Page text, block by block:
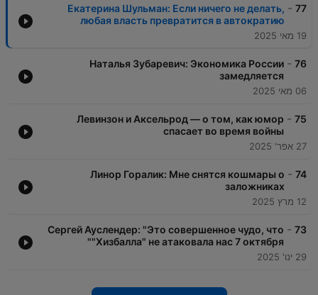
77
-
Екатерина Шульман: Если ничего не делать,
любая власть превратится в автократию
19 מאי 2025
76
-
Наталья Зубаревич: Экономика России
замедляется
06 מאי 2025
75
-
Левинзон и Аксельрод — о том, как юмор
спасает во время войны
27 אפר' 2025
74
-
Линор Горалик: Мне снятся кошмары о
заложниках
12 מרץ 2025
73
-
Сергей Ауслендер: "Это совершенное чудо, что
"Хизбалла" не атаковала нас 7 октября"
29 ינו' 2025